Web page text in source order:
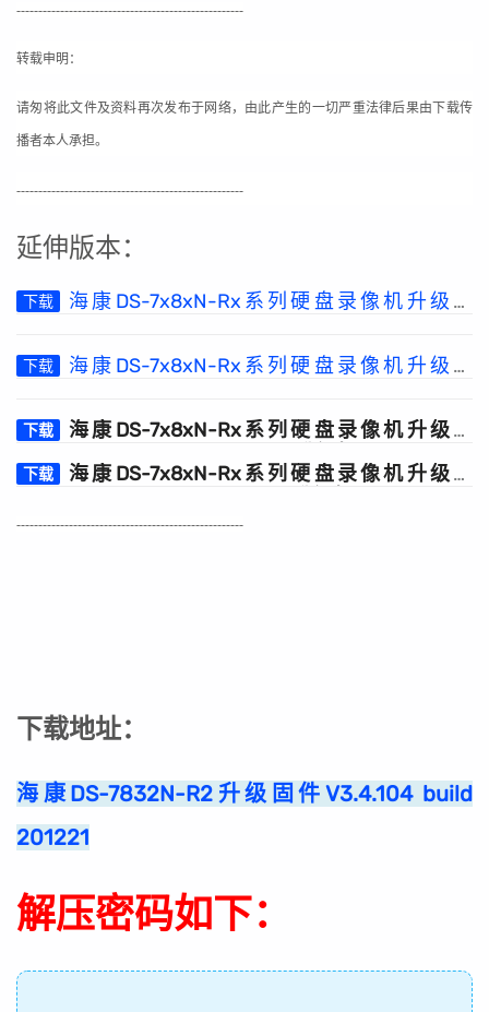
----------------------------------------------------
转载申明：
请匆将此文件及资料再次发布于网络，由此产生的一切严重法律后果由下载传
播者本人承担。
----------------------------------------------------
延伸版本：
下载
海康DS-7x8xN-Rx系列硬盘录像机升级包
下载
海康DS-7x8xN-Rx系列硬盘录像机升级包
下载
海康DS-7x8xN-Rx系列硬盘录像机升级包
下载
海康DS-7x8xN-Rx系列硬盘录像机升级包
----------------------------------------------------
下载地址：
海康DS-7832N-R2升级固件V3.4.104 build
201221
解压密码如下：